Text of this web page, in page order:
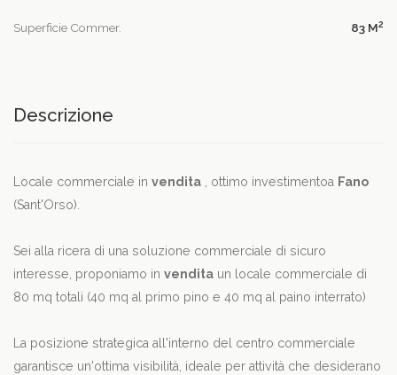
Superficie Commer. 83 M2
Descrizione
Locale commerciale in vendita , ottimo investimentoa Fano
(Sant'Orso).
Sei alla ricera di una soluzione commerciale di sicuro
interesse, proponiamo in vendita un locale commerciale di
80 mq totali (40 mq al primo pino e 40 mq al paino interrato)
La posizione strategica all'interno del centro commerciale
garantisce un'ottima visibilità, ideale per attività che desiderano